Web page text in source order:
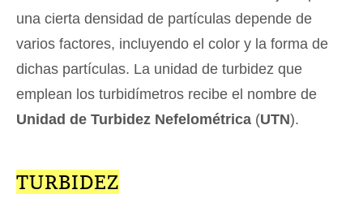
una cierta densidad de partículas depende de
varios factores, incluyendo el color y la forma de
dichas partículas. La unidad de turbidez que
emplean los turbidímetros recibe el nombre de
Unidad de Turbidez Nefelométrica (UTN).
TURBIDEZ